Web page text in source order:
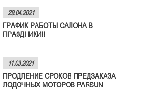
29.04.2021
ГРАФИК РАБОТЫ САЛОНА В
ПРАЗДНИКИ!!
11.03.2021
ПРОДЛЕНИЕ СРОКОВ ПРЕДЗАКАЗА
ЛОДОЧНЫХ МОТОРОВ PARSUN